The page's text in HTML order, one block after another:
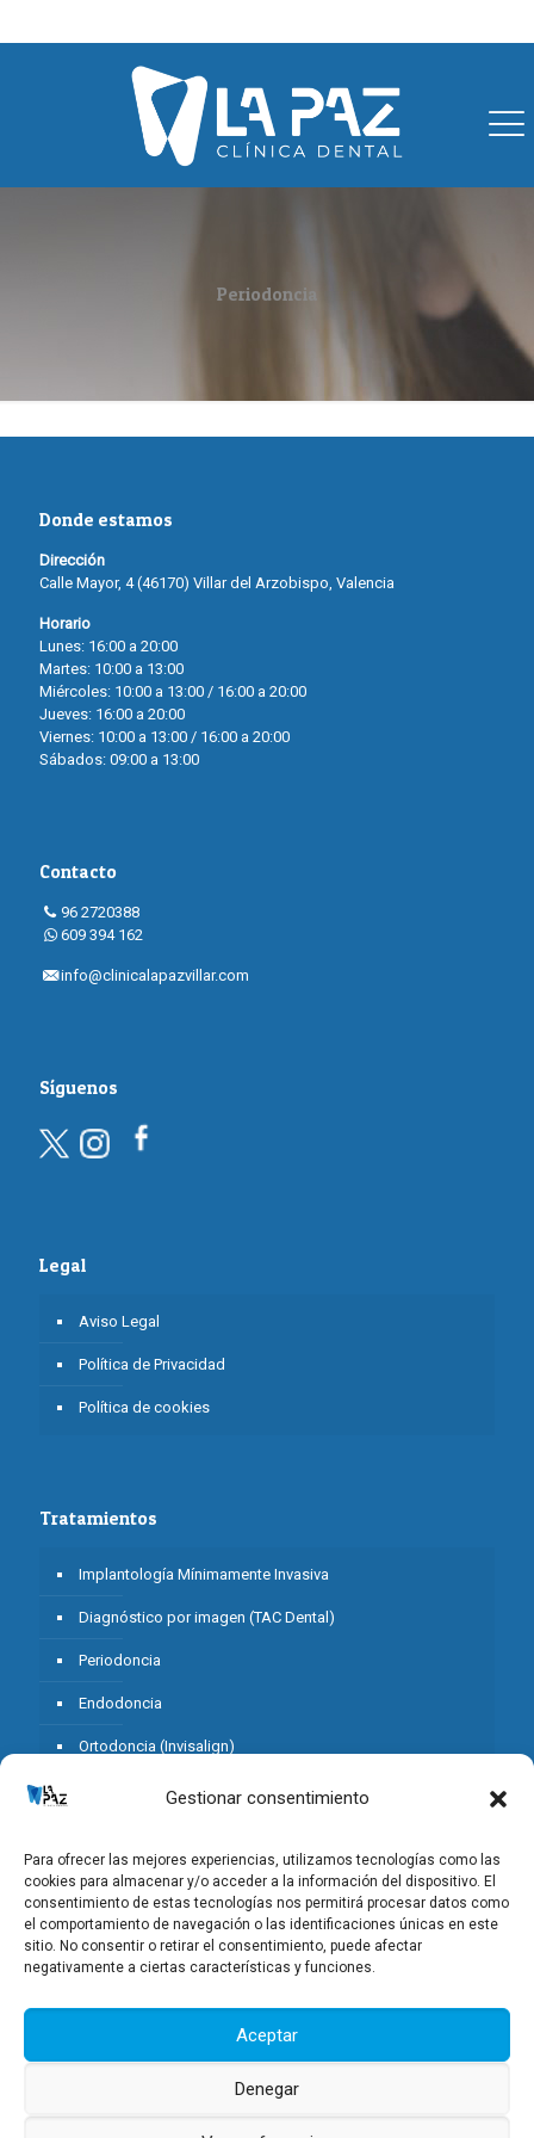
Gestionar consentimiento
Para ofrecer las mejores experiencias, utilizamos tecnologías como las
cookies para almacenar y/o acceder a la información del dispositivo. El
consentimiento de estas tecnologías nos permitirá procesar datos como
el comportamiento de navegación o las identificaciones únicas en este
sitio. No consentir o retirar el consentimiento, puede afectar
negativamente a ciertas características y funciones.
Aceptar
Denegar
Periodoncia
Donde estamos
Dirección
Calle Mayor, 4 (46170) Villar del Arzobispo, Valencia
Horario
Lunes: 16:00 a 20:00
Martes: 10:00 a 13:00
Miércoles: 10:00 a 13:00 / 16:00 a 20:00
Jueves: 16:00 a 20:00
Viernes: 10:00 a 13:00 / 16:00 a 20:00
Sábados: 09:00 a 13:00
Contacto
96 2720388
609 394 162
info@clinicalapazvillar.com
Síguenos
Legal
Aviso Legal
Política de Privacidad
Política de cookies
Tratamientos
Implantología Mínimamente Invasiva
Diagnóstico por imagen (TAC Dental)
Periodoncia
Endodoncia
Ortodoncia (Invisalign)
Estética Dental
Prótesis sobre Implantes
Cirugía Oral
Prevención